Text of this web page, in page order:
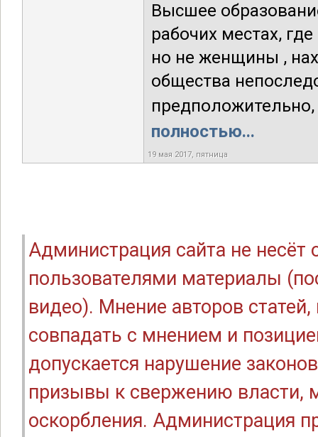
Высшее
рабочих местах,
но не женщины ,
общества
полностью...
19 мая 2017, пятница
Администрация сайта не
пользователями материалы
видео). Мнение авторов
совпадать с мнением и
допускается нарушение
призывы к свержению власти,
оскорбления. Администрация